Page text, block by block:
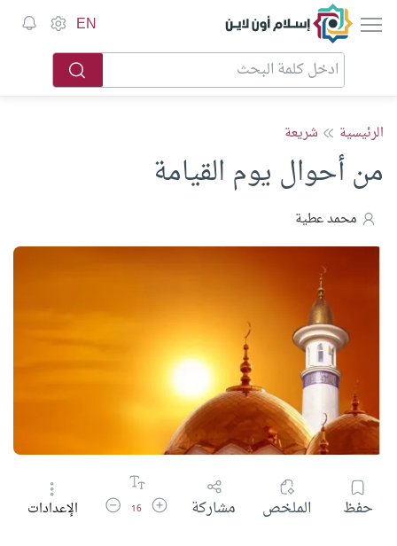
إسلام أون لاين EN
الرئيسية شريعة
من أحوال يوم القيامة
محمد عطية
حفظ الملخص مشاركة زيادة حجم الخط
16 تقليل حجم الخط
الإعدادات